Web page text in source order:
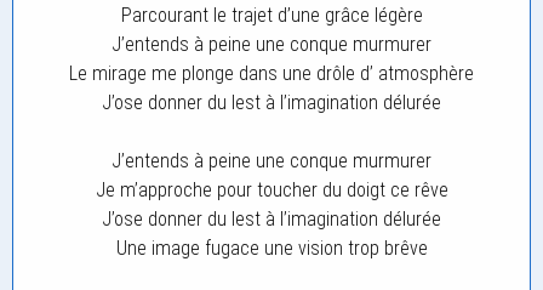
Parcourant le trajet d’une grâce légère
J’entends à peine une conque murmurer
Le mirage me plonge dans une drôle d’ atmosphère
J’ose donner du lest à l’imagination délurée
J’entends à peine une conque murmurer
Je m’approche pour toucher du doigt ce rêve
J’ose donner du lest à l’imagination délurée
Une image fugace une vision trop brêve